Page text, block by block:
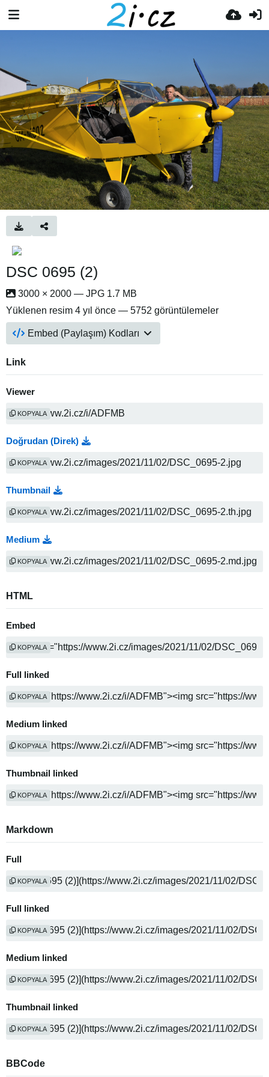
DSC 0695 (2)
3000 × 2000 — JPG 1.7 MB
Yüklenen resim 4 yıl önce — 5752 görüntülemeler
Embed (Paylaşım) Kodları
Link
Viewer
KOPYALA
Doğrudan (Direk)
KOPYALA
Thumbnail
KOPYALA
Medium
KOPYALA
HTML
Embed
KOPYALA
Full linked
KOPYALA
Medium linked
KOPYALA
Thumbnail linked
KOPYALA
Markdown
Full
KOPYALA
Full linked
KOPYALA
Medium linked
KOPYALA
Thumbnail linked
KOPYALA
BBCode